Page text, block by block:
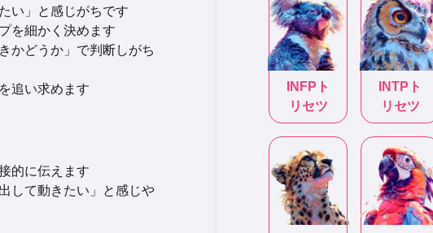
い」と感じがちです
を細かく決めます
かどうか」で判断しがち
追い求めます
的に伝えます
して動きたい」と感じや
INFP ト
リセツ
INTP ト
リセツ